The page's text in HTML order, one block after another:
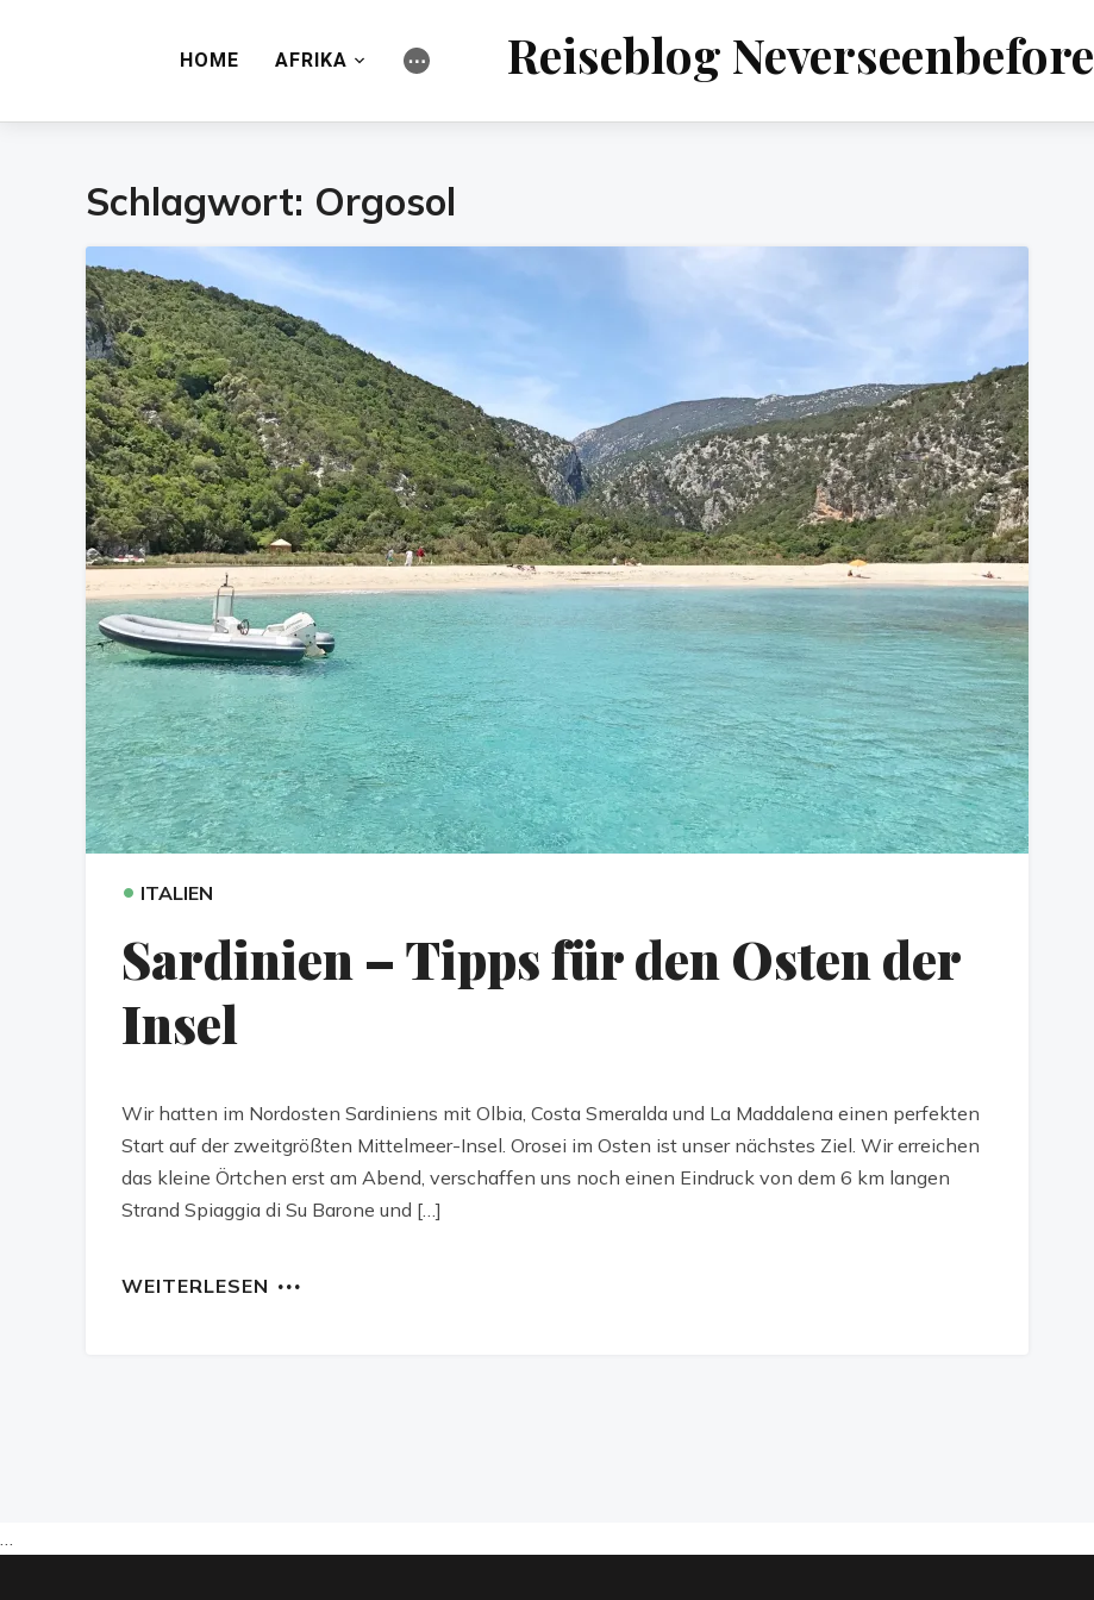
HOME AFRIKA ⋯ Reiseblog Neverseenbefore
Schlagwort: Orgosol
• ITALIEN
Sardinien – Tipps für den Osten der
Insel
Wir hatten im Nordosten Sardiniens mit Olbia, Costa Smeralda und La Maddalena einen perfekten
Start auf der zweitgrößten Mittelmeer-Insel. Orosei im Osten ist unser nächstes Ziel. Wir erreichen
das kleine Örtchen erst am Abend, verschaffen uns noch einen Eindruck von dem 6 km langen
Strand Spiaggia di Su Barone und […]
WEITERLESEN
…